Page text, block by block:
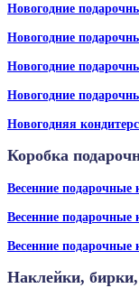
Новогодние
Новогодние
Новогодние
Новогодние
Новогодняя
Коробка
Весенние подарочные
Весенние подарочные
Весенние подарочные
Наклейки,